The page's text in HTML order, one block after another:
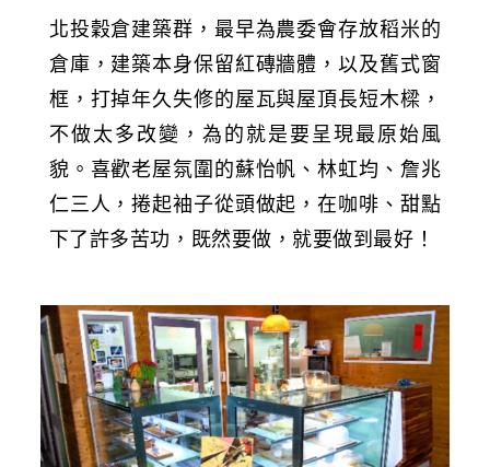
北投穀倉建築群，最早為農委會存放稻米的
倉庫，建築本身保留紅磚牆體，以及舊式窗
框，打掉年久失修的屋瓦與屋頂長短木樑，
不做太多改變，為的就是要呈現最原始風
貌。喜歡老屋氛圍的蘇怡帆、林虹均、詹兆
仁三人，捲起袖子從頭做起，在咖啡、甜點
下了許多苦功，既然要做，就要做到最好！